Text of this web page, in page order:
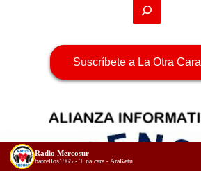
Suscríbete a La Otra Cara
Radio Mercosur
barcellos1965 - T na cara - AraKetu